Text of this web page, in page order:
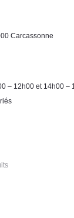
Carcassonne
– 12h00 et 14h00 –